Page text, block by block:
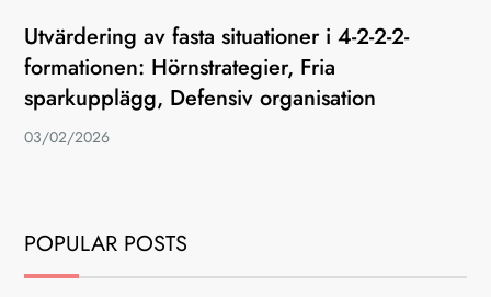
Utvärdering av fasta situationer i 4-2-2-2-
formationen: Hörnstrategier, Fria
sparkupplägg, Defensiv organisation
03/02/2026
POPULAR POSTS